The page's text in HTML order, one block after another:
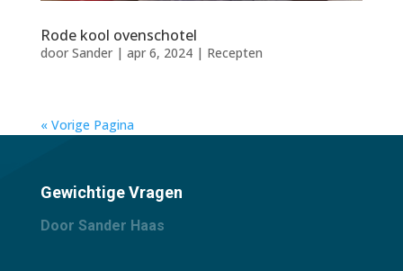
Rode kool ovenschotel
door Sander| apr 6, 2024| Recepten
« Vorige Pagina
Gewichtige Vragen
Door Sander Haas